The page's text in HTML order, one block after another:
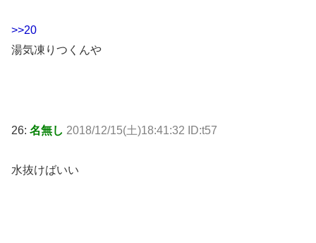
>>20
湯気凍りつくんや
26: 名無し 2018/12/15(土)18:41:32 ID:t57
水抜けばいい